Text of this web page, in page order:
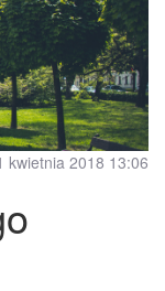
kwietnia 2018 13:06